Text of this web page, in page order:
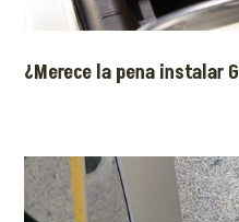
¿Merece la pena instalar